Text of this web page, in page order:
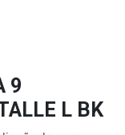
9
L BK